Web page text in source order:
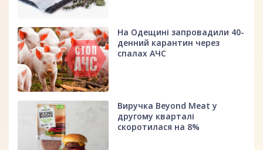
На Одещині запровадили 40-
денний карантин через
спалах АЧС
Виручка Beyond Meat у
другому кварталі
скоротилася на 8%